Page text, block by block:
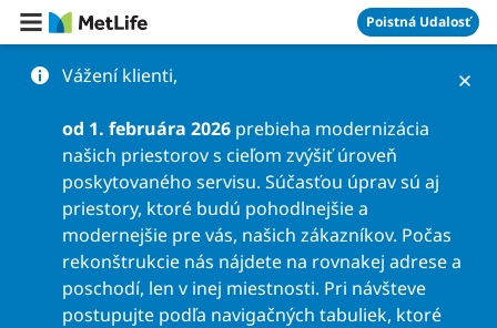
Preskočiť na obsah Poistná Udalosť
Vážení klienti,
od 1. februára 2026 prebieha modernizácia
našich priestorov s cieľom zvýšiť úroveň
poskytovaného servisu. Súčasťou úprav sú aj
priestory, ktoré budú pohodlnejšie a
modernejšie pre vás, našich zákazníkov. Počas
rekonštrukcie nás nájdete na rovnakej adrese a
poschodí, len v inej miestnosti. Pri návšteve
postupujte podľa navigačných tabuliek, ktoré